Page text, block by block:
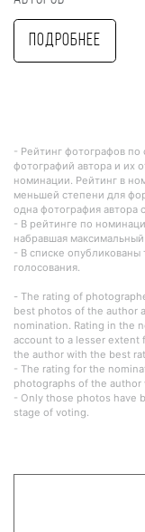
Подробнее
- Рейтинг фотографов по
фотографий автора и их
номинации. Рейтинг в
меньшей степени для
одна фотография автора
- В рейтинге по
набравшая максимальный
- В списке
голосования.
- The rating of
best photos of the author
nomination. Rating in the
account to a lesser extent
the author with the best
- The rating for the
photographs of the author
- Only those photos have
stage of voting.